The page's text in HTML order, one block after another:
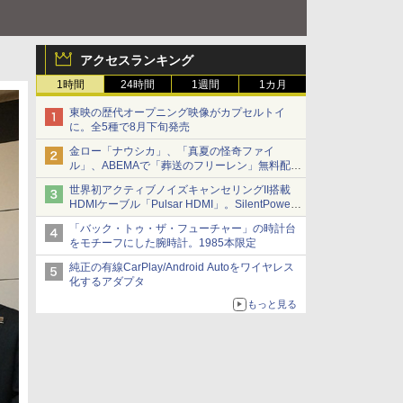
アクセスランキング
1時間 24時間 1週間 1カ月
東映の歴代オープニング映像がカプセルトイ
に。全5種で8月下旬発売
金ロー「ナウシカ」、「真夏の怪奇ファイ
ル」、ABEMAで「葬送のフリーレン」無料配信
など。夏の特番・配信情報
世界初アクティブノイズキャンセリングII搭載
HDMIケーブル「Pulsar HDMI」。SilentPower
から
「バック・トゥ・ザ・フューチャー」の時計台
をモチーフにした腕時計。1985本限定
純正の有線CarPlay/Android Autoをワイヤレス
化するアダプタ
もっと見る